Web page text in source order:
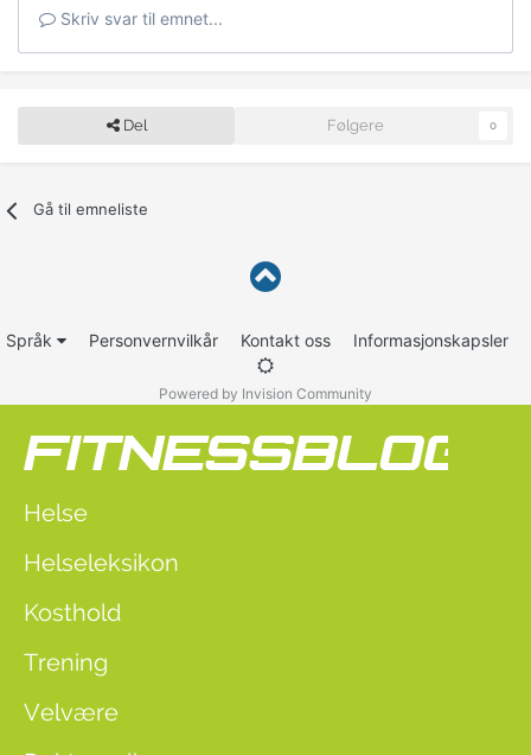
Skriv svar til emnet...
Del Følgere 0
Gå til emneliste
Språk Personvernvilkår Kontakt oss Informasjonskapsler
Powered by Invision Community
Helse
Helseleksikon
Kosthold
Trening
Velvære